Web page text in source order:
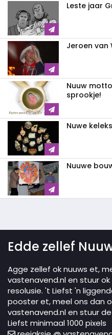
Leste jaar
Jeroen van
Nuuw
sprookje!
Nuwe
Nuuwe
Edde zellef
Agge zellef ok nuuws et,
vastenavend.nl en stuur
resolusie. 't Liefst 'n
pooster et, meel ons dan
vastenavend.nl en stuur
Liefst minimaal 1000 pixels